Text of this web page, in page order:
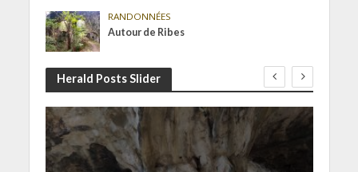
RANDONNÉES
Autour de Ribes
Herald Posts Slider